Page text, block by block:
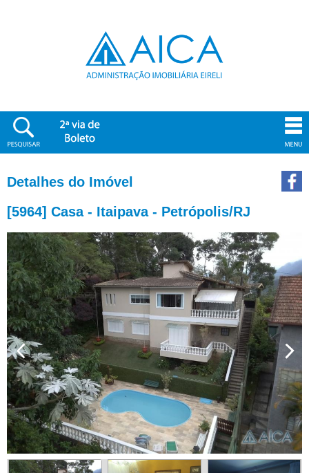
Detalhes do Imóvel
[5964] Casa - Itaipava - Petrópolis/RJ